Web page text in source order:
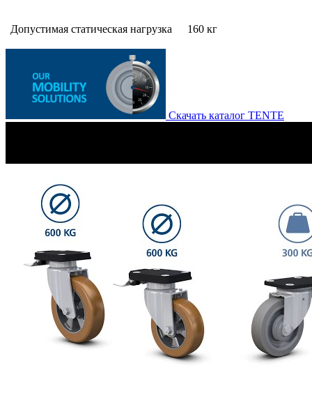
Допустимая статическая нагрузка 160 кг
Скачать каталог TENTE